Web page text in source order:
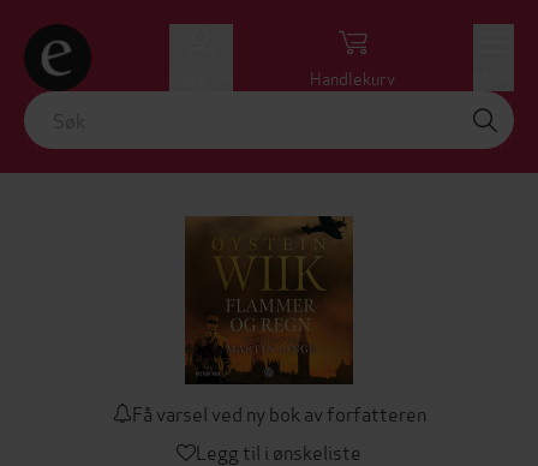
Handlekurv
Få varsel ved ny bok av forfatteren
Legg til i ønskeliste